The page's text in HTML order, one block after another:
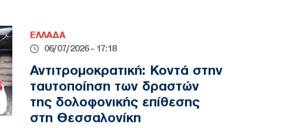
ΕΛΛΑΔΑ
06/07/2026 - 17:18
Αντιτρομοκρατική: Κοντά στην
ταυτοποίηση των δραστών
της δολοφονικής επίθεσης
στη Θεσσαλονίκη